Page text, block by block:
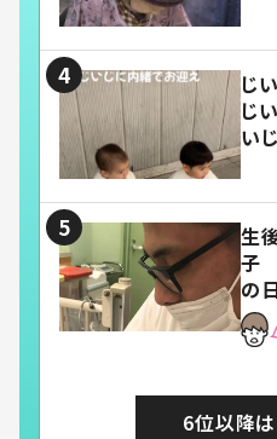
じ
じ
い
生
子
の
とは
6位以降は